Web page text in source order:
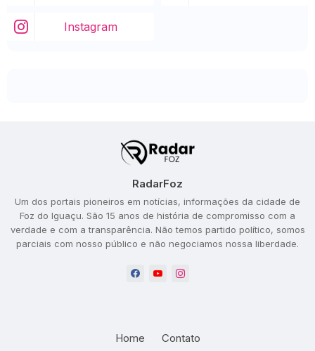
Instagram
RadarFoz
Um dos portais pioneiros em notícias, informações da cidade de
Foz do Iguaçu. São 15 anos de história de compromisso com a
verdade e com a transparência. Não temos partido político, somos
parciais com nosso público e não negociamos nossa liberdade.
Home Contato